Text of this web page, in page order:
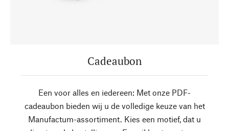
Cadeaubon
Een voor alles en iedereen: Met onze PDF-
cadeaubon bieden wij u de volledige keuze van het
Manufactum-assortiment. Kies een motief, dat u